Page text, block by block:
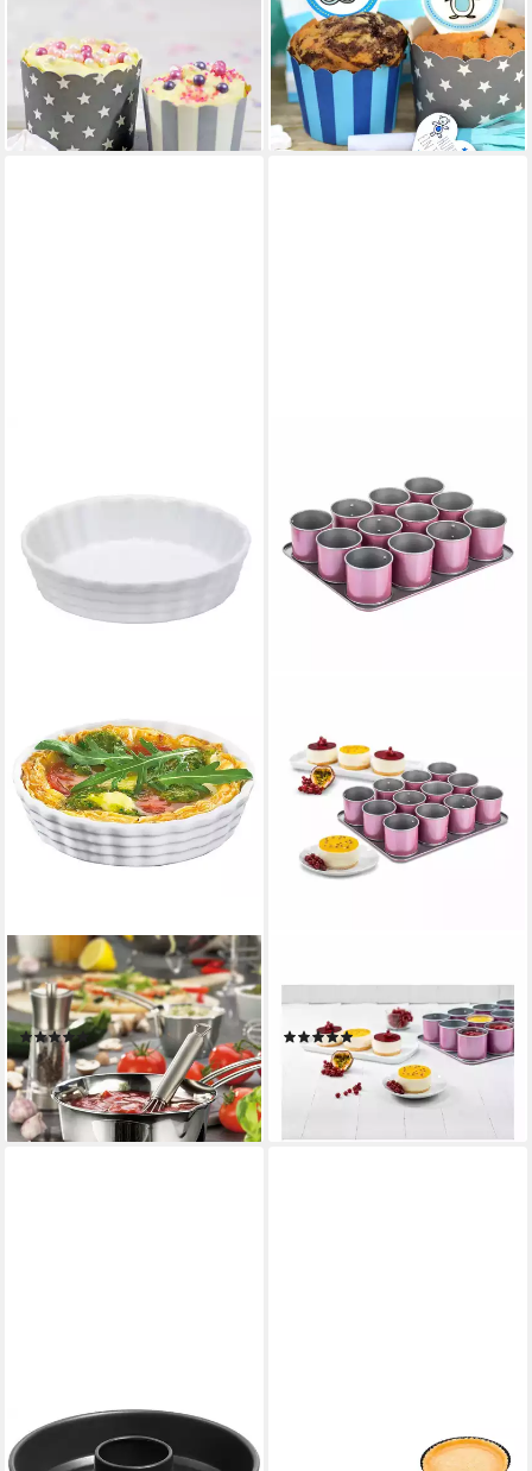
Durchmesser 5 cm, grau, (25-
tlg)
ab 4,59 €
lieferbar - in 2-3 Werktagen bei dir
Backformen, klein
Durchmesser 5 cm, blau mit
hellblauen Streife, (50-tlg)
ab 6,99 €
lieferbar - in 2-3 Werktagen bei dir
KÜCHENPROFI
Backform Burgund, d: 12 cm /
h: 2,8 cm
(1)
ab 5,23 €
lieferbar - in 4-5 Werktagen bei dir
Backblech Creative Studio für
12 Mini-Törtchen, Stahl
(4)
ab 41,52 € 51,90 €
lieferbar - in 2-3 Werktagen bei dir